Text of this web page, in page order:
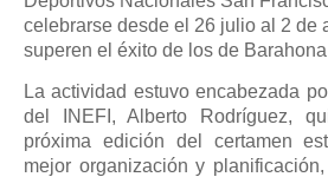
celebrarse desde el 26 julio al 2 de
superen el éxito de los de
La actividad estuvo encabezada
del INEFI, Alberto Rodríguez,
próxima edición del certamen
mejor organización y